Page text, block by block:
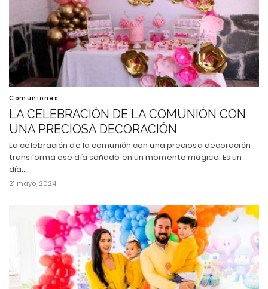
Comuniones
LA CELEBRACIÓN DE LA COMUNIÓN CON
UNA PRECIOSA DECORACIÓN
La celebración de la comunión con una preciosa decoración
transforma ese día soñado en un momento mágico. Es un
día…
21 mayo, 2024